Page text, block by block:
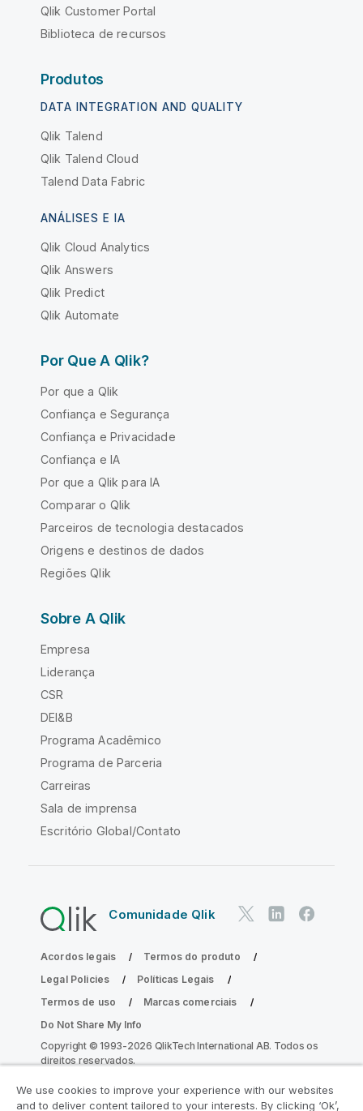
Qlik Customer Portal
Biblioteca de recursos
Produtos
DATA INTEGRATION AND QUALITY
Qlik Talend
Qlik Talend Cloud
Talend Data Fabric
ANÁLISES E IA
Qlik Cloud Analytics
Qlik Answers
Qlik Predict
Qlik Automate
Por Que A Qlik?
Por que a Qlik
Confiança e Segurança
Confiança e Privacidade
Confiança e IA
Por que a Qlik para IA
Comparar o Qlik
Parceiros de tecnologia destacados
Origens e destinos de dados
Regiões Qlik
Sobre A Qlik
Empresa
Liderança
CSR
DEI&B
Programa Acadêmico
Programa de Parceria
Carreiras
Sala de imprensa
Escritório Global/Contato
Comunidade Qlik
Acordos legais
Termos do produto
Legal Policies
Políticas Legais
Termos de uso
Marcas comerciais
Do Not Share My Info
Copyright © 1993-2026 QlikTech International AB. Todos os
direitos reservados.
We use cookies to improve your experience with our websites
and to deliver content tailored to your interests. By clicking ‘Ok’,